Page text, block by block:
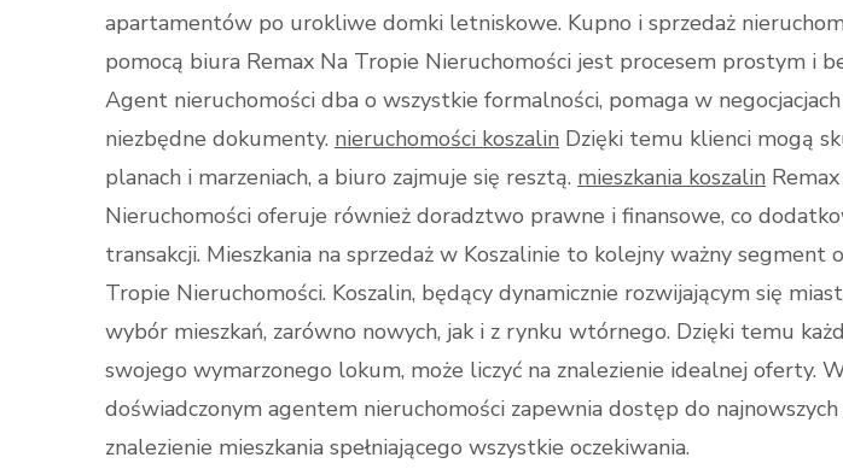
apartamentów po urokliwe domki letniskowe. Kupno i sprzedaż
pomocą biura Remax Na Tropie Nieruchomości jest procesem prostym i
Agent nieruchomości dba o wszystkie formalności, pomaga w
niezbędne dokumenty. nieruchomości koszalin Dzięki temu klienci mogą
planach i marzeniach, a biuro zajmuje się resztą. mieszkania koszalin
Nieruchomości oferuje również doradztwo prawne i finansowe, co
transakcji. Mieszkania na sprzedaż w Koszalinie to kolejny ważny segment
Tropie Nieruchomości. Koszalin, będący dynamicznie rozwijającym się
wybór mieszkań, zarówno nowych, jak i z rynku wtórnego. Dzięki temu
swojego wymarzonego lokum, może liczyć na znalezienie idealnej oferty.
doświadczonym agentem nieruchomości zapewnia dostęp do
znalezienie mieszkania spełniającego wszystkie oczekiwania.